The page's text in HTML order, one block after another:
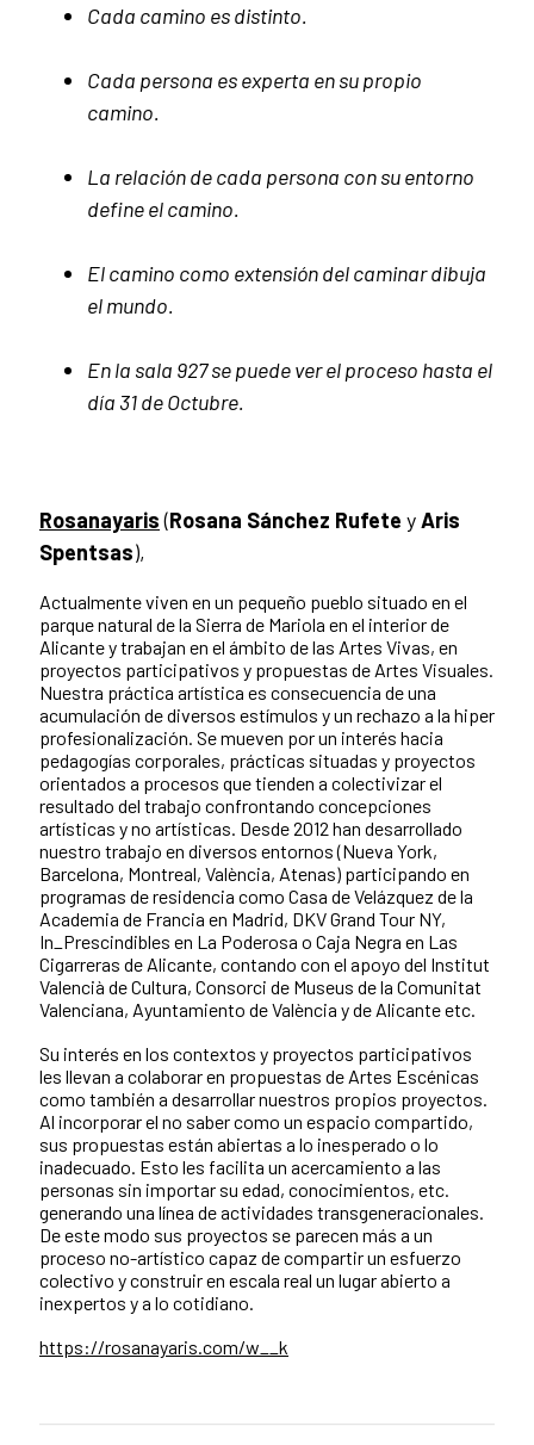
Cada camino es distinto.
Cada persona es experta en su propio
camino.
La relación de cada persona con su entorno
define el camino.
El camino como extensión del caminar dibuja
el mundo.
En la sala 927 se puede ver el proceso hasta el
día 31 de Octubre.
Rosanayaris(Rosana Sánchez Rufete yAris
Spentsas),
Actualmente viven en un pequeño pueblo situado en el
parque natural de la Sierra de Mariola en el interior de
Alicante y trabajan en el ámbito de las Artes Vivas, en
proyectos participativos y propuestas de Artes Visuales.
Nuestra práctica artística es consecuencia de una
acumulación de diversos estímulos y un rechazo a la hiper
profesionalización. Se mueven por un interés hacia
pedagogías corporales, prácticas situadas y proyectos
orientados a procesos que tienden a colectivizar el
resultado del trabajo confrontando concepciones
artísticas y no artísticas. Desde 2012 han desarrollado
nuestro trabajo en diversos entornos (Nueva York,
Barcelona, Montreal, València, Atenas) participando en
programas de residencia como Casa de Velázquez de la
Academia de Francia en Madrid, DKV Grand Tour NY,
In_Prescindibles en La Poderosa o Caja Negra en Las
Cigarreras de Alicante, contando con el apoyo del Institut
Valencià de Cultura, Consorci de Museus de la Comunitat
Valenciana, Ayuntamiento de València y de Alicante etc.
Su interés en los contextos y proyectos participativos
les llevan a colaborar en propuestas de Artes Escénicas
como también a desarrollar nuestros propios proyectos.
Al incorporar el no saber como un espacio compartido,
sus propuestas están abiertas a lo inesperado o lo
inadecuado. Esto les facilita un acercamiento a las
personas sin importar su edad, conocimientos, etc.
generando una línea de actividades transgeneracionales.
De este modo sus proyectos se parecen más a un
proceso no-artístico capaz de compartir un esfuerzo
colectivo y construir en escala real un lugar abierto a
inexpertos y a lo cotidiano.
https://rosanayaris.com/w__k